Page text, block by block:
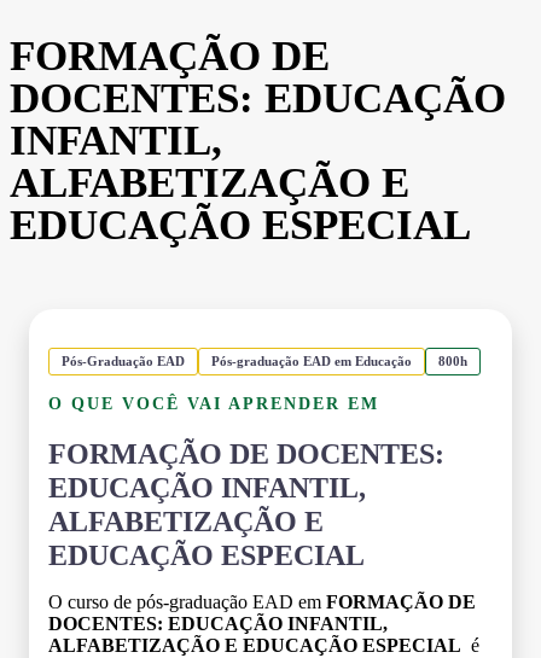
FORMAÇÃO DE
DOCENTES: EDUCAÇÃO
INFANTIL,
ALFABETIZAÇÃO E
EDUCAÇÃO ESPECIAL
Pós-Graduação EAD Pós-graduação EAD em Educação 800h
O QUE VOCÊ VAI APRENDER EM
FORMAÇÃO DE DOCENTES:
EDUCAÇÃO INFANTIL,
ALFABETIZAÇÃO E
EDUCAÇÃO ESPECIAL
O curso de pós-graduação EAD em FORMAÇÃO DE
DOCENTES: EDUCAÇÃO INFANTIL,
ALFABETIZAÇÃO E EDUCAÇÃO ESPECIAL é